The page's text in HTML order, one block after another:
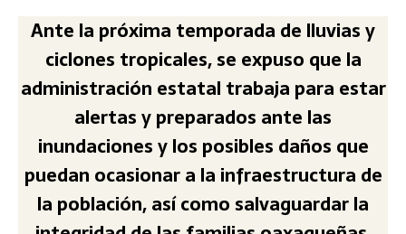
Ante la próxima temporada de lluvias y
ciclones tropicales, se expuso que la
administración estatal trabaja para estar
alertas y preparados ante las
inundaciones y los posibles daños que
puedan ocasionar a la infraestructura de
la población, así como salvaguardar la